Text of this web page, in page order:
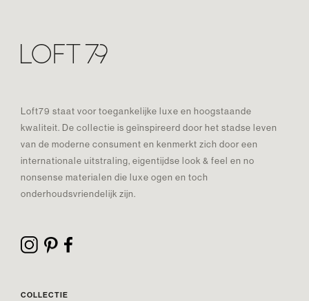
Loft79 staat voor toegankelijke luxe en hoogstaande
kwaliteit. De collectie is geïnspireerd door het stadse leven
van de moderne consument en kenmerkt zich door een
internationale uitstraling, eigentijdse look & feel en no
nonsense materialen die luxe ogen en toch
onderhoudsvriendelijk zijn.
COLLECTIE